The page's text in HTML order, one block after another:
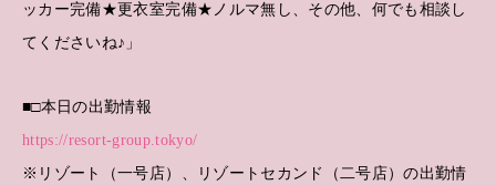
ッカー完備★更衣室完備★ノルマ無し、その他、何でも相談し
てくださいね♪」
■□本日の出勤情報
https://resort-group.tokyo/
※リゾート（一号店）、リゾートセカンド（二号店）の出勤情